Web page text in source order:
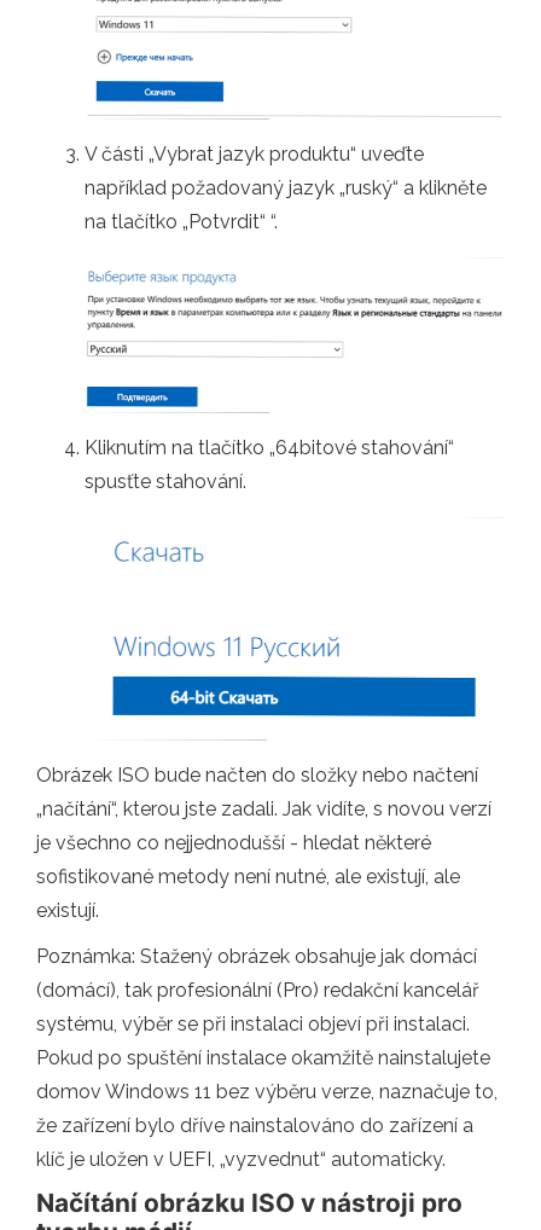
V části „Vybrat jazyk produktu“ uveďte
například požadovaný jazyk „ruský“ a klikněte
na tlačítko „Potvrdit“ “.
Kliknutím na tlačítko „64bitové stahování“
spusťte stahování.
Obrázek ISO bude načten do složky nebo načtení
„načítání“, kterou jste zadali. Jak vidíte, s novou verzí
je všechno co nejjednodušší - hledat některé
sofistikované metody není nutné, ale existují, ale
existují.
Poznámka: Stažený obrázek obsahuje jak domácí
(domácí), tak profesionální (Pro) redakční kancelář
systému, výběr se při instalaci objeví při instalaci.
Pokud po spuštění instalace okamžitě nainstalujete
domov Windows 11 bez výběru verze, naznačuje to,
že zařízení bylo dříve nainstalováno do zařízení a
klíč je uložen v UEFI, „vyzvednut“ automaticky.
Načítání obrázku ISO v nástroji pro